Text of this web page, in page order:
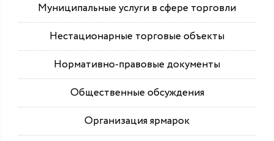
Муниципальные услуги в сфере торговли
Нестационарные торговые объекты
Нормативно-правовые документы
Общественные обсуждения
Организация ярмарок